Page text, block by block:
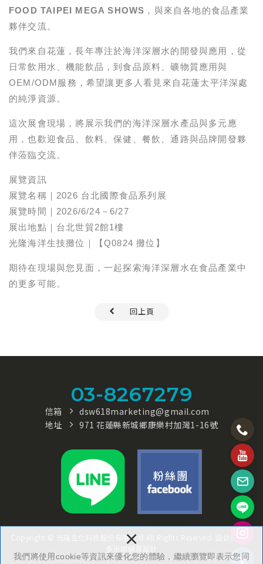
我們將使用cookie等資訊來優化您的體驗，繼續瀏覽即表示您同
×
FOOD TAIPEI MEGA SHOWS ，與來自各地的食品產業
夥伴交流。
我們來自花蓮，長年專注於海洋深層水的開發與應用，從
日常飲用水、機能飲品，到食品原料、礦物質應用與
OEM/ODM服務，希望讓更多人看見來自花蓮太平洋深處
的純淨資源。
這次展會現場，將展示我們的海洋深層水產品與多元應
用，也歡迎食品、飲料、保健、餐飲、通路與品牌開發夥
伴蒞臨交流。
展覽資訊
展覽名稱｜2026 台北國際食品系列展
展覽時間｜2026/6/24－6/27
展出地點｜台北世貿2館1樓
光隆海洋生技攤位｜【Q0824 攤位】
期待在現場與您見面，一起探索海洋深層水在食品產業中
的更多可能。
回上頁
03-8267279
信箱
dsw618marketing@gmail.com
地址
971 花蓮縣新城鄉康樂村加灣1-16號
Copyright © 光隆生化科技股份有限公司 All Rights Reserved.
設計維護：